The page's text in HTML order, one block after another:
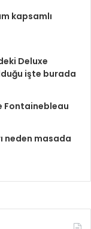
kapsamlı
Deluxe
işte burada
Fontainebleau
neden masada